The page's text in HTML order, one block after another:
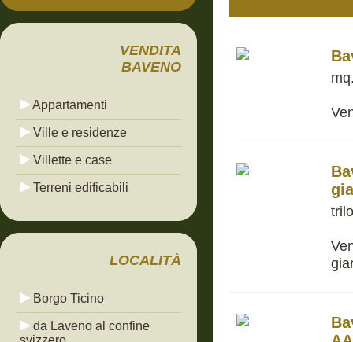
VENDITA
BAVENO
Appartamenti
Ville e residenze
Villette e case
Terreni edificabili
LOCALITÀ
Borgo Ticino
da Laveno al confine